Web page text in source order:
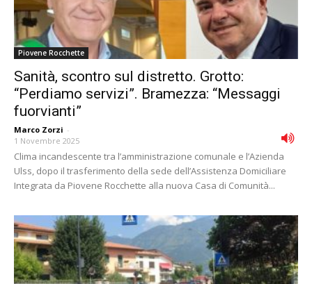
Piovene Rocchette
Sanità, scontro sul distretto. Grotto:
“Perdiamo servizi”. Bramezza: “Messaggi
fuorvianti”
Marco Zorzi -
1 Novembre 2025
Clima incandescente tra l’amministrazione comunale e l’Azienda
Ulss, dopo il trasferimento della sede dell’Assistenza Domiciliare
Integrata da Piovene Rocchette alla nuova Casa di Comunità...